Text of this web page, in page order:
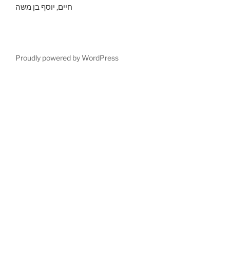
חיים, יוסף בן משה
Proudly powered by WordPress